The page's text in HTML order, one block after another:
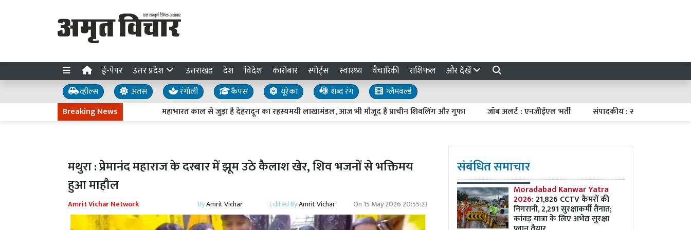
ई-पेपर उत्तर प्रदेश उत्तराखंड देश विदेश कारोबार स्पोर्ट्स स्वास्थ्य वैचारिकी राशिफल और देखें
व्हील्स अंतस रंगोली कैंपस यूरेका शब्द रंग
ग्लैमवर्ल्ड
Breaking News
महाभारत काल से जुड़ा है देहरादून का रहस्यमयी लाखामंडल, आज भी मौजूद हैं प्राचीन शिवलिंग और गुफा जॉब अलर्ट : एनजीईएल भर्ती संपादकीय : संतुलित मौद्रिक नीति
मथुरा : प्रेमानंद महाराज के दरबार में झूम उठे कैलाश खेर, शिव भजनों से भक्तिमय
हुआ माहौल
Amrit Vichar Network ByAmrit Vichar Edited ByAmrit Vichar On 15 May 2026 20:55:23
संबंधित समाचार
Moradabad Kanwar Yatra
2026:21,826 CCTV कैमरों की
निगरानी, 2,291 सुरक्षाकर्मी तैनात;
कांवड़ यात्रा के लिए अभेद्य सुरक्षा